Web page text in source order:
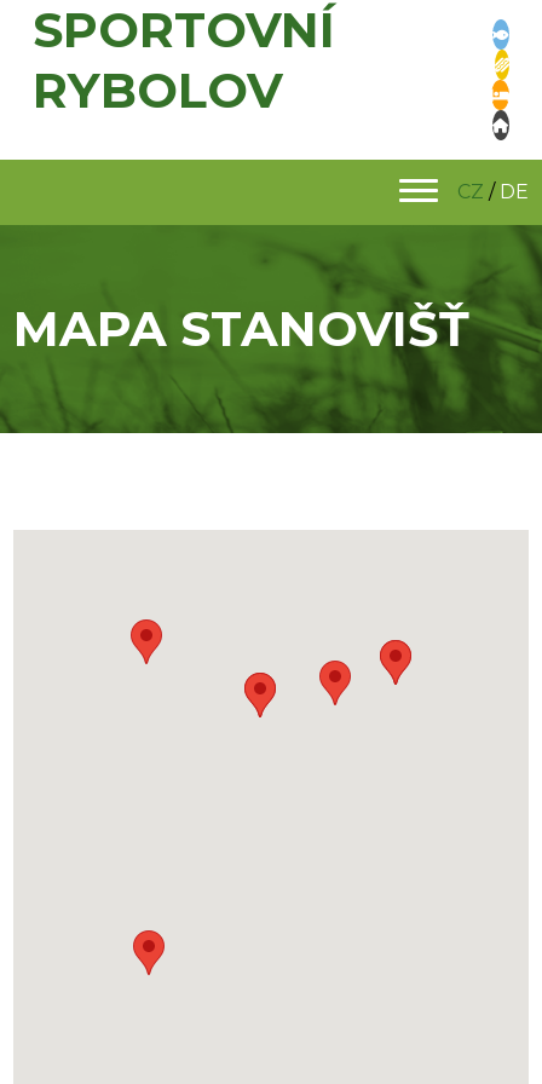
SPORTOVNÍ
RYBOLOV
CZ / DE
MAPA STANOVIŠŤ